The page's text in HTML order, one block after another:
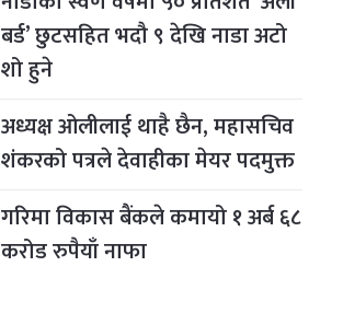
बर्ड’ छुटसहित भदौ ९ देखि नाडा अटो
शो हुने
अध्यक्ष ओलीलाई थाहै छैन, महासचिव
शंकरको पत्रले देवाहीका मेयर पदमुक्त
गरिमा विकास बैंकले कमायो १ अर्ब ६८
करोड रुपैयाँ नाफा